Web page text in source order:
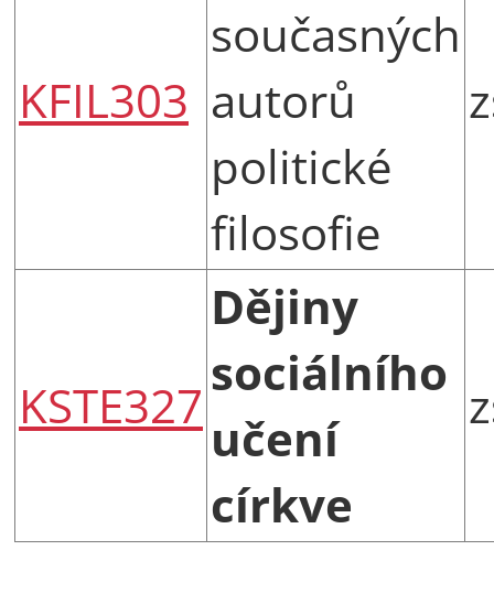
KFIL303
současných
autorů
politické
filosofie
KSTE327
Dějiny
sociálního
učení
církve